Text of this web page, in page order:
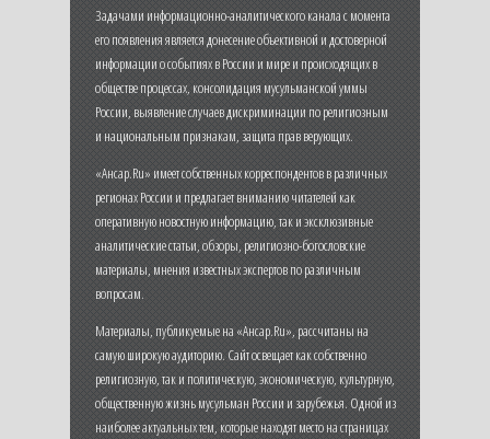
Задачами информационно-аналитического канала с момента
его появления является донесение объективной и достоверной
информации о событиях в России и мире и происходящих в
обществе процессах, консолидация мусульманской уммы
России, выявление случаев дискриминации по религиозным
и национальным признакам, защита прав верующих.
«Ансар.Ru» имеет собственных корреспондентов в различных
регионах России и предлагает вниманию читателей как
оперативную новостную информацию, так и эксклюзивные
аналитические статьи, обзоры, религиозно-богословские
материалы, мнения известных экспертов по различным
вопросам.
Материалы, публикуемые на «Ансар.Ru», рассчитаны на
самую широкую аудиторию. Сайт освещает как собственно
религиозную, так и политическую, экономическую, культурную,
общественную жизнь мусульман России и зарубежья. Одной из
наиболее актуальных тем, которые находят место на страницах